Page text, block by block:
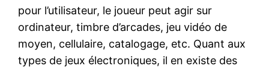
pour l’utilisateur, le joueur peut agir sur
ordinateur, timbre d’arcades, jeu vidéo de
moyen, cellulaire, catalogage, etc. Quant aux
types de jeux électroniques, il en existe des